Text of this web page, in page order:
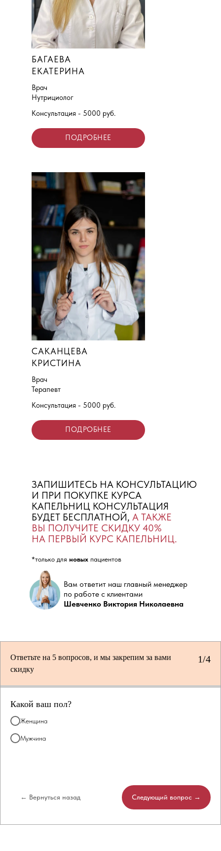
БАГАЕВА
ЕКАТЕРИНА
Врач
Нутрициолог
ПОДРОБНЕЕ
Консультация - 5000 руб.
САКАНЦЕВА
КРИСТИНА
Врач
Терапевт
ПОДРОБНЕЕ
Консультация - 5000 руб.
ЗАПИШИТЕСЬ НА КОНСУЛЬТАЦИЮ
И ПРИ ПОКУПКЕ КУРСА
КАПЕЛЬНИЦ КОНСУЛЬТАЦИЯ
БУДЕТ БЕСПЛАТНОЙ, А ТАКЖЕ
ВЫ ПОЛУЧИТЕ СКИДКУ 40%
НА ПЕРВЫЙ КУРС КАПЕЛЬНИЦ.
Вам ответит наш главный менеджер
по работе с клиентами
Шевченко Виктория Николаевна
*только для новых пациентов
Ответьте на 5 вопросов, и мы закрепим за вами
скидку
1/4
Какой ваш пол?
Женщина
Мужчина
← Вернуться назад Следующий вопрос →